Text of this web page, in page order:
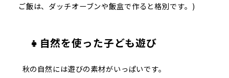
ご飯は、ダッチオーブンや飯盒で作ると格別です。)
👧自然を使った子ども遊び
秋の自然には遊びの素材がいっぱいです。